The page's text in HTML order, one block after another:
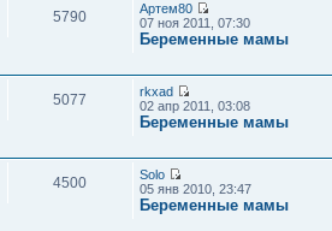
5790
Артем80
07 ноя 2011, 07:30
Беременные мамы
5077
rkxad
02 апр 2011, 03:08
Беременные мамы
4500
Solo
05 янв 2010, 23:47
Беременные мамы